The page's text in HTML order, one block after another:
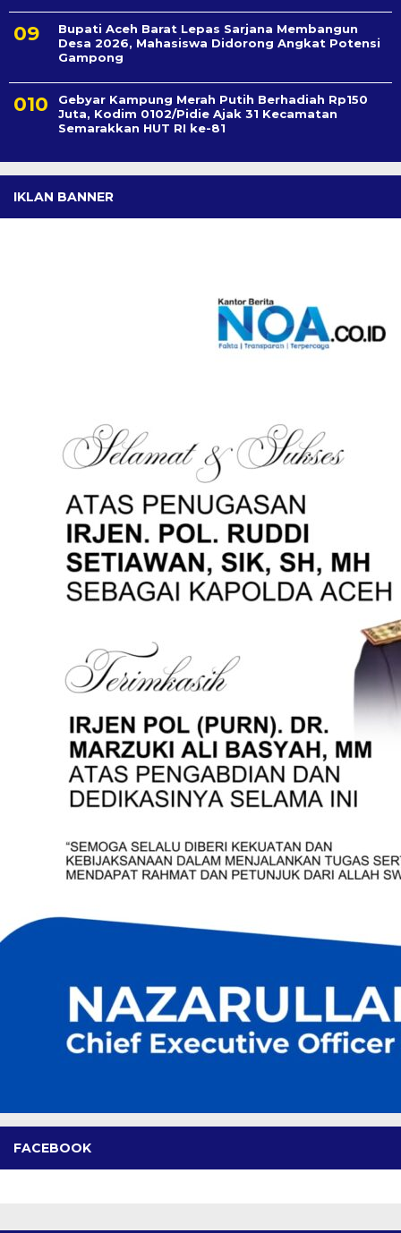
Bupati Aceh Barat Lepas Sarjana Membangun
Desa 2026, Mahasiswa Didorong Angkat Potensi
Gampong
Gebyar Kampung Merah Putih Berhadiah Rp150
Juta, Kodim 0102/Pidie Ajak 31 Kecamatan
Semarakkan HUT RI ke-81
IKLAN BANNER
FACEBOOK